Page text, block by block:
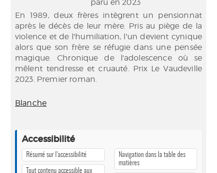
paru en 2023
En 1989, deux frères intègrent un pensionnat
après le décès de leur mère. Pris au piège de la
violence et de l'humiliation, l'un devient cynique
alors que son frère se réfugie dans une pensée
magique. Chronique de l'adolescence où se
mêlent tendresse et cruauté. Prix Le Vaudeville
2023. Premier roman.
Blanche
Accessibilité
Résumé sur l’accessibilité
Tout contenu accessible aux
Navigation dans la table des
matières